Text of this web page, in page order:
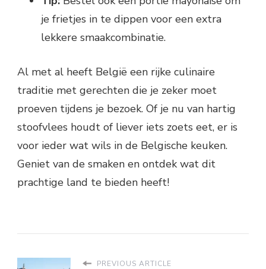
je frietjes in te dippen voor een extra
lekkere smaakcombinatie.
Al met al heeft België een rijke culinaire
traditie met gerechten die je zeker moet
proeven tijdens je bezoek. Of je nu van hartig
stoofvlees houdt of liever iets zoets eet, er is
voor ieder wat wils in de Belgische keuken.
Geniet van de smaken en ontdek wat dit
prachtige land te bieden heeft!
PREVIOUS ARTICLE